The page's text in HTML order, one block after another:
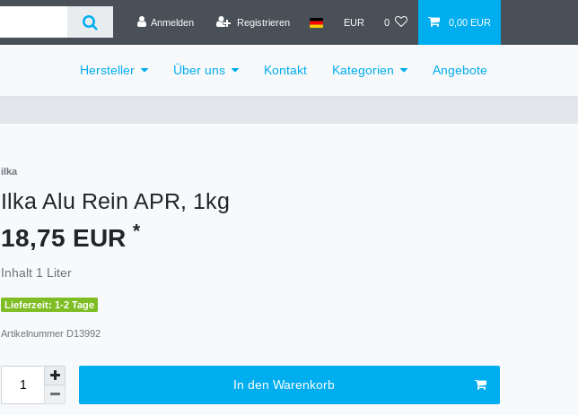
Anmelden Registrieren EUR 0 0,00 EUR
Hersteller Über uns Kontakt Kategorien Angebote
ilka
Ilka Alu Rein APR, 1kg
18,75 EUR *
Inhalt 1 Liter
Lieferzeit: 1-2 Tage
Artikelnummer D13992
In den Warenkorb